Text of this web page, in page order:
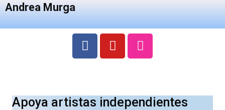
Andrea Murga
Apoya artistas independientes